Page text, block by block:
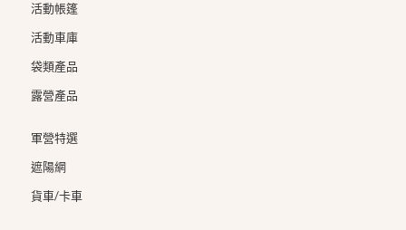
活動帳篷
活動車庫
袋類產品
露營產品
軍營特選
遮陽網
貨車/卡車